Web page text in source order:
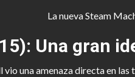
La nueva Steam
Una gran
una amenaza directa en